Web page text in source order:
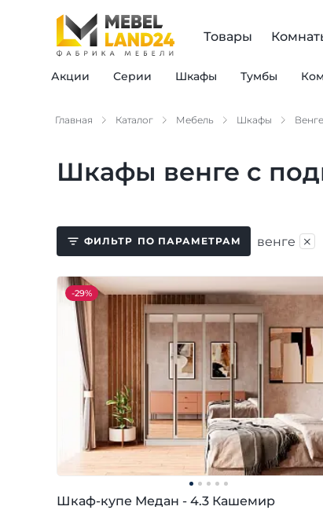
Товары
Акции Серии Шкафы Тумбы
Главная Каталог Мебель Шкафы Венге
Шкафы венге с
ФИЛЬТР ПО ПАРАМЕТРАМ венге ×
-29%
Шкаф-купе Медан - 4.3 Кашемир